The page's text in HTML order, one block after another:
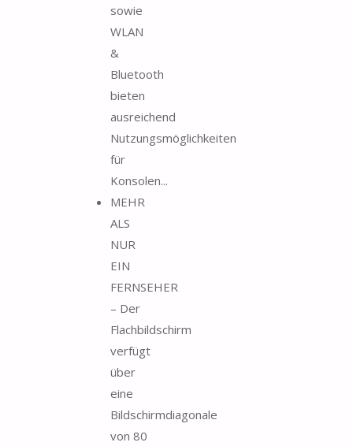
sowie
WLAN
&
Bluetooth
bieten
ausreichend
Nutzungsmöglichkeiten
für
Konsolen...
MEHR
ALS
NUR
EIN
FERNSEHER
– Der
Flachbildschirm
verfügt
über
eine
Bildschirmdiagonale
von 80